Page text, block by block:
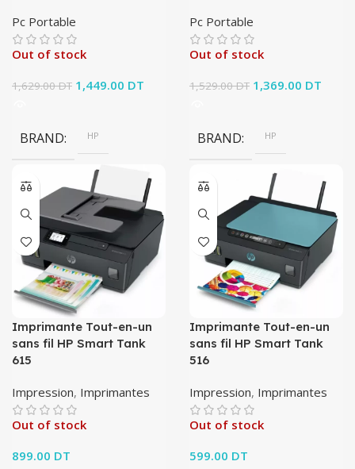
Pc Portable
Out of stock
1,629.00DT Le prix initial
1,449.00 DT
BRAND HP
Pc Portable
Out of stock
1,529.00DT Le prix initial
1,369.00 DT
BRAND HP
Imprimante Tout-en-un
sans fil HP Smart Tank
615
Impression, Imprimantes
Out of stock
899.00 DT
Imprimante Tout-en-un
sans fil HP Smart Tank
516
Impression, Imprimantes
Out of stock
599.00 DT